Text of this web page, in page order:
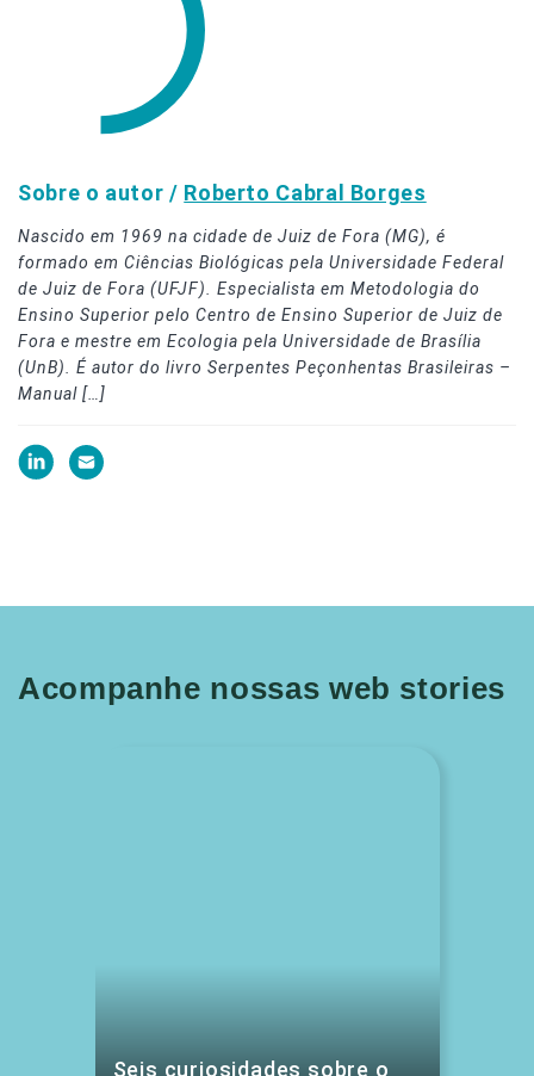
Sobre o autor / Roberto Cabral Borges
Nascido em 1969 na cidade de Juiz de Fora (MG), é
formado em Ciências Biológicas pela Universidade Federal
de Juiz de Fora (UFJF). Especialista em Metodologia do
Ensino Superior pelo Centro de Ensino Superior de Juiz de
Fora e mestre em Ecologia pela Universidade de Brasília
(UnB). É autor do livro Serpentes Peçonhentas Brasileiras –
Manual […]
Acompanhe nossas web stories
Seis curiosidades sobre o